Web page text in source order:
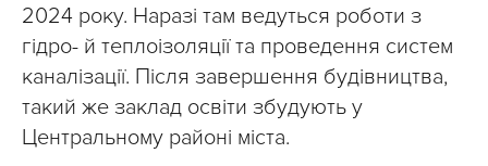
2024 року. Наразі там ведуться роботи з
гідро- й теплоізоляції та проведення систем
каналізації. Після завершення будівництва,
такий же заклад освіти збудують у
Центральному районі міста.